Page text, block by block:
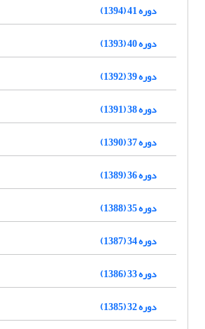
دوره 41 (1394)
دوره 40 (1393)
دوره 39 (1392)
دوره 38 (1391)
دوره 37 (1390)
دوره 36 (1389)
دوره 35 (1388)
دوره 34 (1387)
دوره 33 (1386)
دوره 32 (1385)